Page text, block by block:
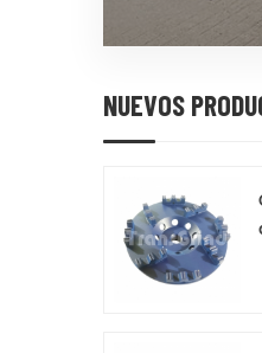
NUEVOS